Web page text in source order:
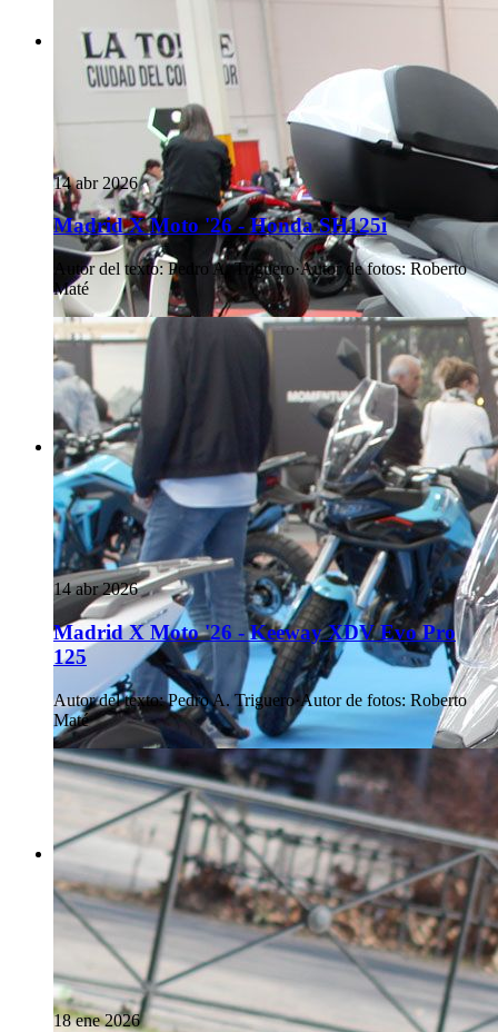
14 abr 2026
Madrid X Moto '26 - Honda SH125i
Autor del texto: Pedro A. Triguero·Autor de fotos: Roberto
Maté
14 abr 2026
Madrid X Moto '26 - Keeway XDV Evo Pro
125
Autor del texto: Pedro A. Triguero·Autor de fotos: Roberto
Maté
18 ene 2026